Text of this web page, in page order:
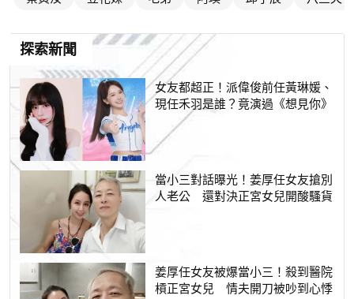
探索新聞
女友都超正！派偉俊前任黃琳媛、
現任禾羽是誰？竟演過《想見你》
當小三對話曝光！姜厚任女友搶別
人老公 還對決正宮女兒開酸騷貨
姜厚任女友被爆當小三！殺到醫院
槓正宮女兒 情夫開刀被吵到心悸